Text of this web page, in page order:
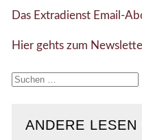
Das Extradienst Email-
Hier gehts zum
Suchen
ANDERE LESEN